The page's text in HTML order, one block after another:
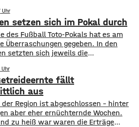
Juli-Schnitts. so Zahlen des
Normalerweise fallen in diesem
pro Quadratmeter. Mehrere Orte
setzen sich im Pokal durch
des Fußball Toto-Pokals hat es am
Überraschungen gegeben. In den
setzten sich jeweils die
3:0 beim Landesligisten TSV
Regionalligisten Schweinfurt
es jeweils mit Bayernligisten zu tun:
beim TSV Großbardorf
fällt
aus
Region ist abgeschlossen – hinter
aber eher ernüchternde Wochen.
zu heiß war waren die Erträge